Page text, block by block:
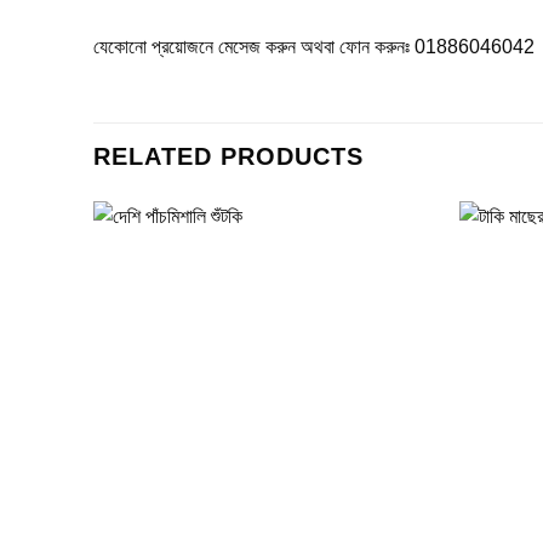
যেকোনো প্রয়োজনে মেসেজ করুন অথবা ফোন করুনঃ 01886046042
RELATED PRODUCTS